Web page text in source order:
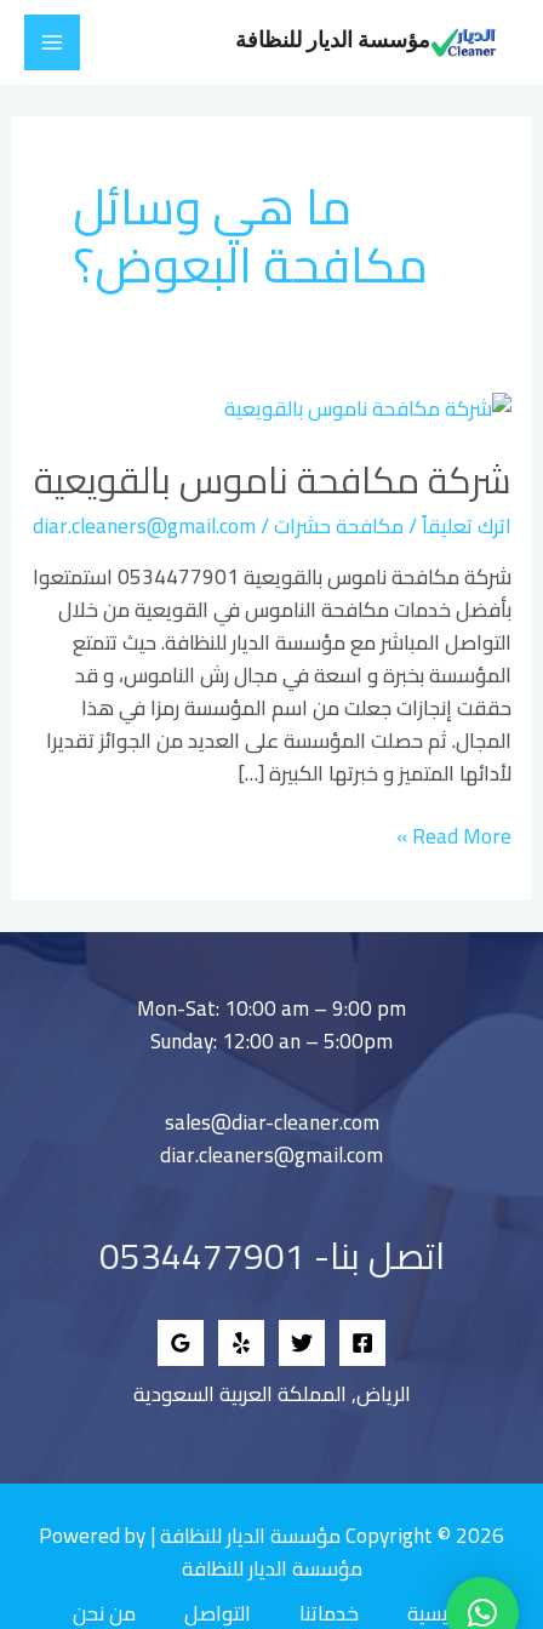
مؤسسة الديار للنظافة
Main
ما هي وسائل
مكافحة البعوض؟
شركة مكافحة ناموس بالقويعية
اترك تعليقاً/مكافحة حشرات/
diar.cleaners@gmail.com
شركة مكافحة ناموس بالقويعية 0534477901 استمتعوا
بأفضل خدمات مكافحة الناموس في القويعية من خلال
التواصل المباشر مع مؤسسة الديار للنظافة. حيث تتمتع
المؤسسة بخبرة و اسعة في مجال رش الناموس، و قد
حققت إنجازات جعلت من اسم المؤسسة رمزا في هذا
المجال. ثم حصلت المؤسسة على العديد من الجوائز تقديرا
لأدائها المتميز و خبرتها الكبيرة […]
شركة
ناموس
بالقويعية
Read More »
Mon-Sat: 10:00 am – 9:00 pm
Sunday: 12:00 an – 5:00pm
sales@diar-cleaner.com
diar.cleaners@gmail.com
اتصل بنا- 0534477901
الرياض, المملكة العربية السعودية
Copyright © 2026 مؤسسة الديار للنظافة | Powered by
مؤسسة الديار للنظافة
الرئيسية
خدماتنا التواصل من نحن